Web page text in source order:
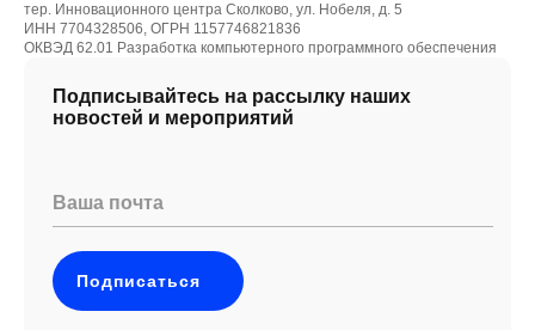
Подписывайтесь на рассылку наших
новостей и мероприятий
Ваша почта
Подписаться
тер. Инновационного центра Сколково, ул. Нобеля, д. 5
ИНН 7704328506, ОГРН 1157746821836
ОКВЭД 62.01 Разработка компьютерного программного обеспечения